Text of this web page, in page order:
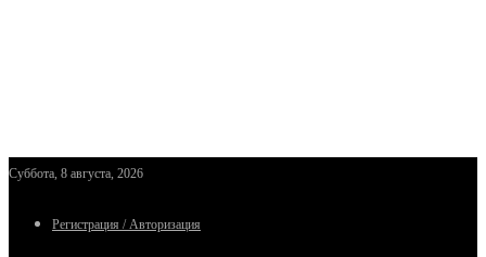
Суббота, 8 августа, 2026
Регистрация / Авторизация